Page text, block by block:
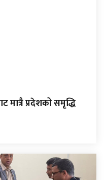
मात्रै प्रदेशको समृद्धि